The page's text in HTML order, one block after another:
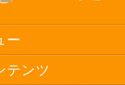
ー
テンツ